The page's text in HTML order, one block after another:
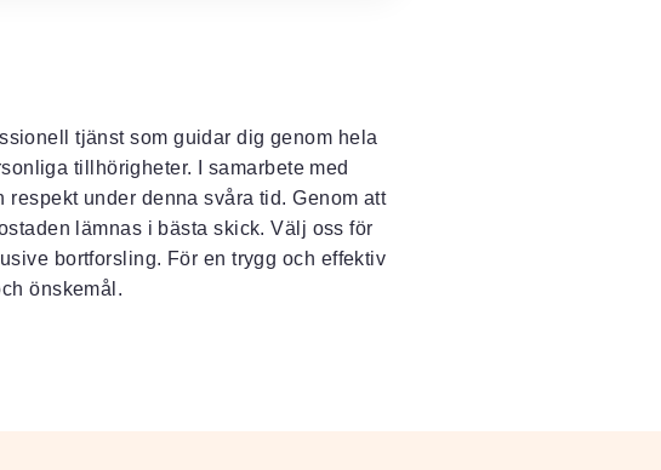
tjänst som guidar dig genom hela
tillhörigheter. I samarbete med
under denna svåra tid. Genom att
lämnas i bästa skick. Välj oss för
bortforsling. För en trygg och effektiv
önskemål.